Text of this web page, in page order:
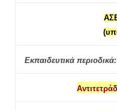
Εκπαιδευτικά περιοδικά: